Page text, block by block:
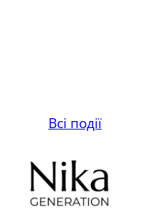
Всі події